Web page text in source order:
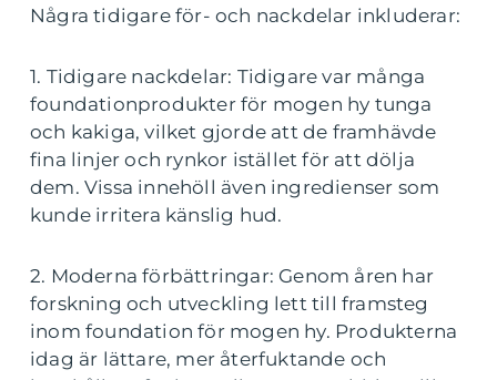
Några tidigare för- och nackdelar inkluderar:
1. Tidigare nackdelar: Tidigare var många
foundationprodukter för mogen hy tunga
och kakiga, vilket gjorde att de framhävde
fina linjer och rynkor istället för att dölja
dem. Vissa innehöll även ingredienser som
kunde irritera känslig hud.
2. Moderna förbättringar: Genom åren har
forskning och utveckling lett till framsteg
inom foundation för mogen hy. Produkterna
idag är lättare, mer återfuktande och